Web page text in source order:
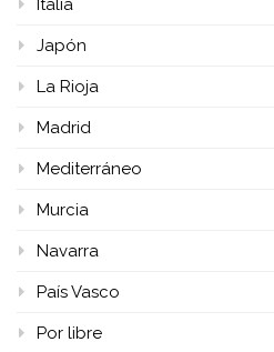
Italia
Japón
La Rioja
Madrid
Mediterráneo
Murcia
Navarra
País Vasco
Por libre